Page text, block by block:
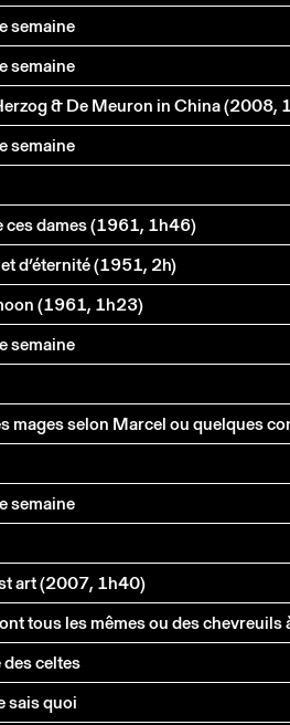
semaine
semaine
& De Meuron in China (2008,
semaine
ces dames (1961, 1h46)
d’éternité (1951, 2h)
(1961, 1h23)
semaine
semaine
art (2007, 1h40)
tous les mêmes ou des chevreuils
celtes
sais quoi